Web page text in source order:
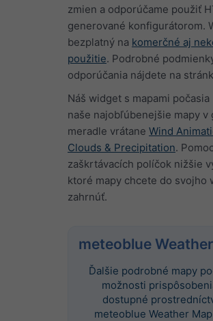
zmien a odporúčame použiť
generované konfigurátorom.
bezplatný na komerčné aj
použitie. Podrobné
odporúčania nájdete na
Náš widget s mapami počasia
naše najobľúbenejšie mapy v
meradle vrátane Wind
Clouds & Precipitation.
zaškrtávacích políčok nižšie
ktoré mapy chcete do svojho
zahrnúť.
meteoblue
Ďalšie podrobné mapy
možnosti
dostupné
meteoblue Weather